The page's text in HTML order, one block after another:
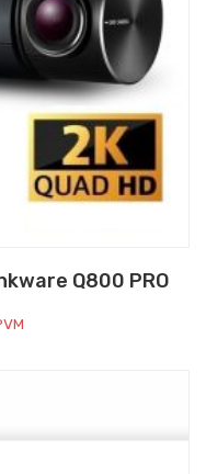
Q800 PRO